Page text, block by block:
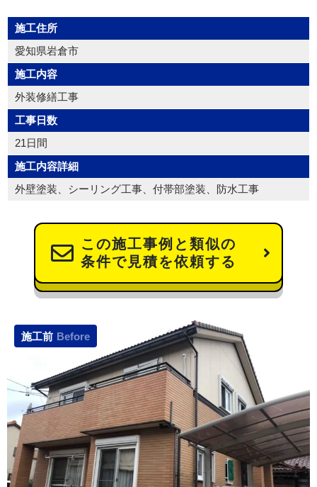
施工住所
愛知県岩倉市
施工内容
外装修繕工事
工事日数
21日間
施工内容詳細
外壁塗装、シーリング工事、付帯部塗装、防水工事
この施工事例と類似の
条件で見積を依頼する
施工前 Before